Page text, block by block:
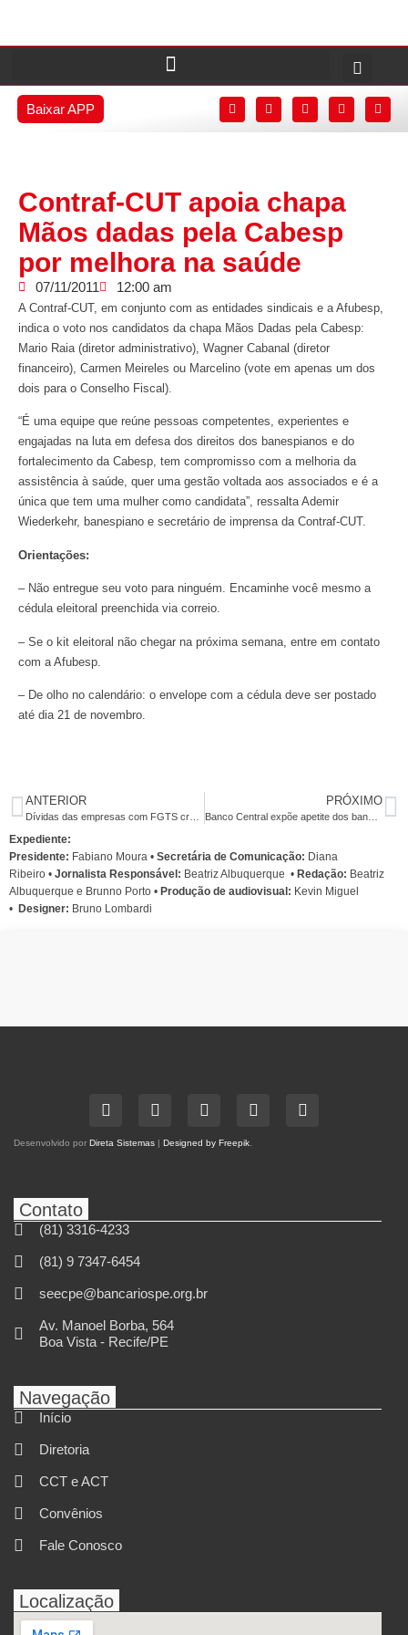
Baixar APP
Contraf-CUT apoia chapa
Mãos dadas pela Cabesp
por melhora na saúde
07/11/2011 12:00 am
A Contraf-CUT, em conjunto com as entidades sindicais e a Afubesp,
indica o voto nos candidatos da chapa Mãos Dadas pela Cabesp:
Mario Raia (diretor administrativo), Wagner Cabanal (diretor
financeiro), Carmen Meireles ou Marcelino (vote em apenas um dos
dois para o Conselho Fiscal).
“É uma equipe que reúne pessoas competentes, experientes e
engajadas na luta em defesa dos direitos dos banespianos e do
fortalecimento da Cabesp, tem compromisso com a melhoria da
assistência à saúde, quer uma gestão voltada aos associados e é a
única que tem uma mulher como candidata”, ressalta Ademir
Wiederkehr, banespiano e secretário de imprensa da Contraf-CUT.
Orientações:
– Não entregue seu voto para ninguém. Encaminhe você mesmo a
cédula eleitoral preenchida via correio.
– Se o kit eleitoral não chegar na próxima semana, entre em contato
com a Afubesp.
– De olho no calendário: o envelope com a cédula deve ser postado
até dia 21 de novembro.
ANTERIOR PRÓXIMO
Banco Central expõe apetite dos bancos em meio a onda de lucros recordes
Expediente:
Presidente: Fabiano Moura • Secretária de Comunicação: Diana
Ribeiro • Jornalista Responsável: Beatriz Albuquerque • Redação: Beatriz
Albuquerque e Brunno Porto • Produção de audiovisual: Kevin Miguel
• Designer: Bruno Lombardi
Desenvolvido por Direta Sistemas | Designed by Freepik
Contato
(81) 3316-4233
(81) 9 7347-6454
seecpe@bancariospe.org.br
Av. Manoel Borba, 564
Boa Vista - Recife/PE
Navegação
Início
Diretoria
CCT e ACT
Convênios
Fale Conosco
Localização